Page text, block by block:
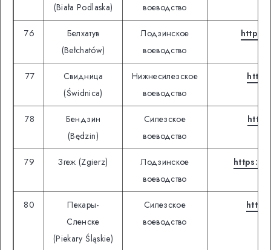
(Biała Podlaska)
воеводство
76
Белхатув
(Bełchatów)
Лодзинское
воеводство
77
Свидница
(Świdnica)
Нижнесилезское
воеводство
78
Бендзин
(Będzin)
Силезское
воеводство
79 Згеж (Zgierz)
Лодзинское
воеводство
https://
80
Пекары-
Сленске
(Piekary Śląskie)
Силезское
воеводство